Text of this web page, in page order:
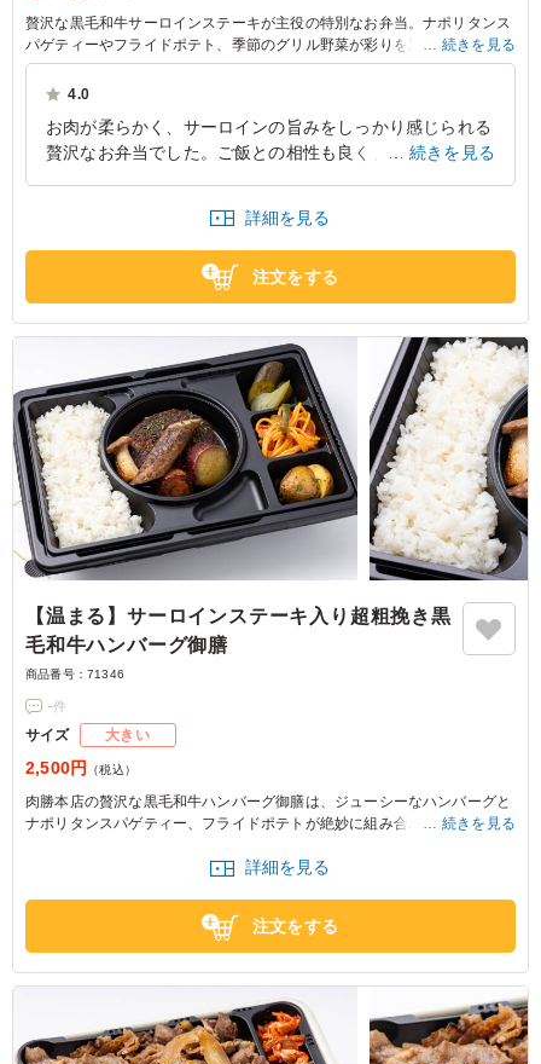
贅沢な黒毛和牛サーロインステーキが主役の特別なお弁当。ナポリタンス
パゲティーやフライドポテト、季節のグリル野菜が彩りを添え、心温まる
ひとときを演出します。大切なおもてなしや特別なイベントにぴったりで
す。
※部位や肉質に合わせた最適なカットにより枚数が写真と異なる場合がご
ざいますが、1人前のグラム数は同一です。
続きを見る
4.0
お肉が柔らかく、サーロインの旨みをしっかり感じられる
贅沢なお弁当でした。ご飯との相性も良く、ボリュームも
埼玉県さいたま市浦和区北浦和2026/05/08
続きを見る
詳細を見る
注文をする
【温まる】サーロインステーキ入り超粗挽き黒
毛和牛ハンバーグ御膳
商品番号： 71346
-件
サイズ 大きい
2,500円 （税込）
肉勝本店の贅沢な黒毛和牛ハンバーグ御膳は、ジューシーなハンバーグと
ナポリタンスパゲティー、フライドポテトが絶妙に組み合わさった一品で
続きを見る
詳細を見る
注文をする